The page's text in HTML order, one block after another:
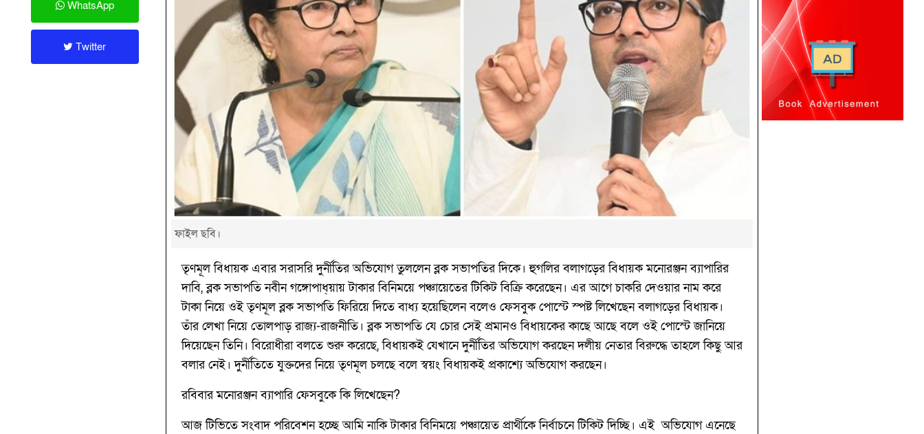
WhatsApp
Twitter
ফাইল ছবি।
তৃণমূল বিধায়ক এবার সরাসরি দুর্নীতির অভিযোগ তুললেন ব্লক সভাপতির দিকে। হুগলির বলাগড়ের বিধায়ক মনোরঞ্জন ব্যাপারির
দাবি, ব্লক সভাপতি নবীন গঙ্গোপাধ্য়ায় টাকার বিনিময়ে পঞ্চায়েতের টিকিট বিক্রি করেছেন। এর আগে চাকরি দেওয়ার নাম করে
টাকা নিয়ে ওই তৃণমূল ব্লক সভাপতি ফিরিয়ে দিতে বাধ্য হয়েছিলেন বলেও ফেসবুক পোস্টে স্পষ্ট লিখেছেন বলাগড়ের বিধায়ক।
তাঁর লেখা নিয়ে তোলপাড় রাজ্য-রাজনীতি। ব্লক সভাপতি যে চোর সেই প্রমানও বিধায়কের কাছে আছে বলে ওই পোস্টে জানিয়ে
দিয়েছেন তিনি। বিরোধীরা বলতে শুরু করেছে, বিধায়কই যেখানে দুর্নীতির অভিযোগ করছেন দলীয় নেতার বিরুদ্ধে তাহলে কিছু আর
বলার নেই। দুর্নীতিতে যুক্তদের নিয়ে তৃণমূল চলছে বলে স্বয়ং বিধায়কই প্রকাশ্যে অভিযোগ করছেন।
রবিবার মনোরঞ্জন ব্যাপারি ফেসবুকে কি লিখেছেন?
আজ টিভিতে সংবাদ পরিবেশন হচ্ছে আমি নাকি টাকার বিনিময়ে পঞ্চায়েত প্রার্থীকে নির্বাচনে টিকিট দিচ্ছি। এই অভিযোগ এনেছে